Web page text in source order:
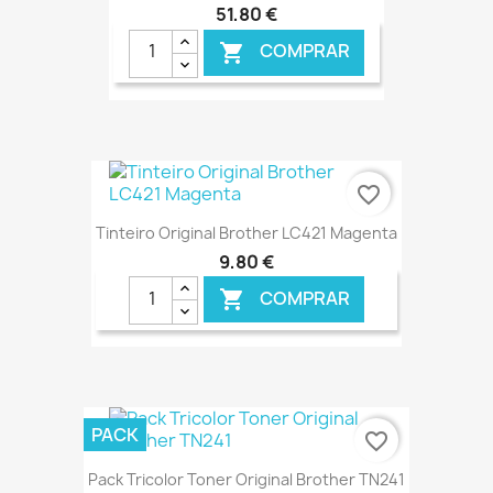
51,80 €
 COMPRAR
€ ONLINE
Tinteiro Original Brother LC421 Magenta
9,80 €
 COMPRAR
€ ONLINE
favorite_border
Pack Tricolor Toner Original Brother TN241
PACK favorite_border